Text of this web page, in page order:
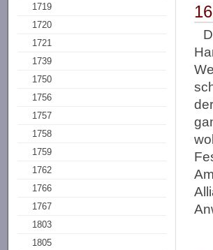
1719
1720
1721
1739
1750
1756
1757
1758
1759
1762
1766
1767
1803
1805